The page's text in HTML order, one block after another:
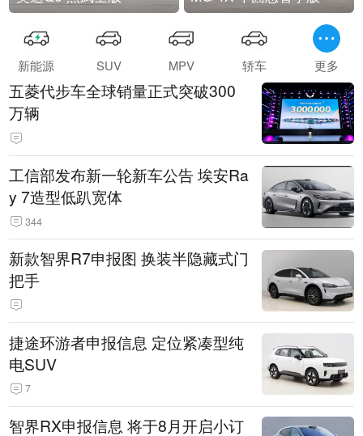
新能源 SUV MPV 轿车 更多
五菱代步车全球销量正式突破300
万辆
工信部发布新一轮新车公告 埃安Ra
y 7造型低趴宽体
344
新款智界R7申报图 换装半隐藏式门
把手
捷途环游者申报信息 定位紧凑型纯
电SUV
7
智界RX申报信息 将于8月开启小订